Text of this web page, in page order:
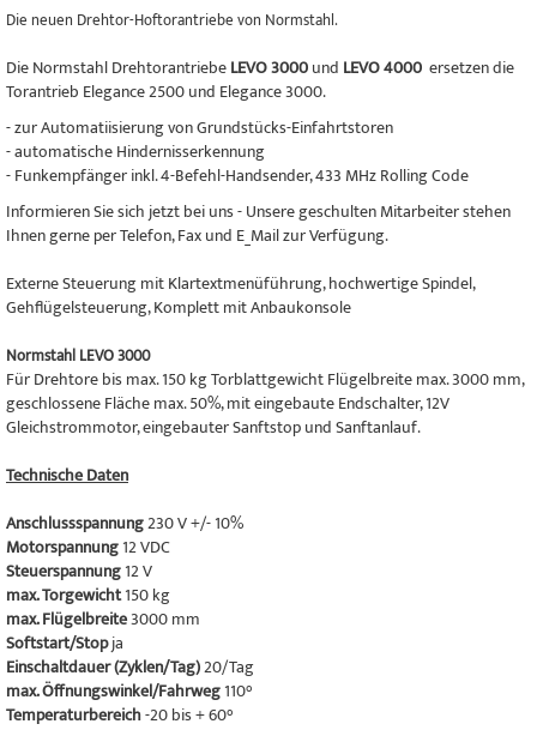
Die neuen Drehtor-Hoftorantriebe von Normstahl.
Die Normstahl DrehtorantriebeLEVO 3000und LEVO 4000 ersetzen die
Torantrieb Elegance 2500 und Elegance 3000.
- zur Automatiisierung von Grundstücks-Einfahrtstoren
- automatische Hindernisserkennung
- Funkempfänger inkl. 4-Befehl-Handsender, 433 MHz Rolling Code
Informieren Sie sich jetzt bei uns - Unsere geschulten Mitarbeiter stehen
Ihnen gerne per Telefon, Fax und E_Mail zur Verfügung.
Externe Steuerung mit Klartextmenüführung, hochwertige Spindel,
Gehflügelsteuerung, Komplett mit Anbaukonsole
Normstahl LEVO 3000
Für Drehtore bis max. 150 kg Torblattgewicht Flügelbreite max. 3000 mm,
geschlossene Fläche max. 50%, mit eingebaute Endschalter, 12V
Gleichstrommotor, eingebauter Sanftstop und Sanftanlauf.
Technische Daten
Anschlussspannung230 V +/- 10%
Motorspannung12 VDC
Steuerspannung12 V
max. Torgewicht150 kg
max. Flügelbreite3000 mm
Softstart/Stopja
Einschaltdauer (Zyklen/Tag)20/Tag
max. Öffnungswinkel/Fahrweg110°
Temperaturbereich-20 bis + 60°